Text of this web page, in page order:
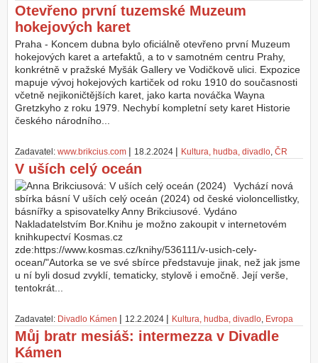
Otevřeno první tuzemské Muzeum
hokejových karet
Praha - Koncem dubna bylo oficiálně otevřeno první Muzeum
hokejových karet a artefaktů, a to v samotném centru Prahy,
konkrétně v pražské Myšák Gallery ve Vodičkově ulici. Expozice
mapuje vývoj hokejových kartiček od roku 1910 do současnosti
včetně nejikoničtějších karet, jako karta nováčka Wayna
Gretzkyho z roku 1979. Nechybí kompletní sety karet Historie
českého národního...
Zadavatel: www.brikcius.com | 18.2.2024 | Kultura, hudba, divadlo, ČR
V uších celý oceán
Vychází nová
sbírka básní V uších celý oceán (2024) od české violoncellistky,
básnířky a spisovatelky Anny Brikciusové. Vydáno
Nakladatelstvím Bor.Knihu je možno zakoupit v internetovém
knihkupectví Kosmas.cz
zde:https://www.kosmas.cz/knihy/536111/v-usich-cely-
ocean/"Autorka se ve své sbírce představuje jinak, než jak jsme
u ní byli dosud zvyklí, tematicky, stylově i emočně. Její verše,
tentokrát...
Zadavatel: Divadlo Kámen | 12.2.2024 | Kultura, hudba, divadlo, Evropa
Můj bratr mesiáš: intermezza v Divadle
Kámen